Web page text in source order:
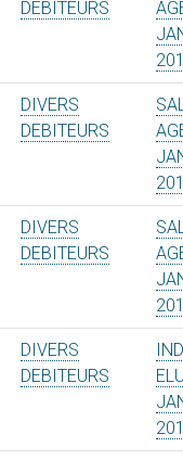
DEBITEURS
DIVERS
DEBITEURS
DIVERS
DEBITEURS
DIVERS
DEBITEURS